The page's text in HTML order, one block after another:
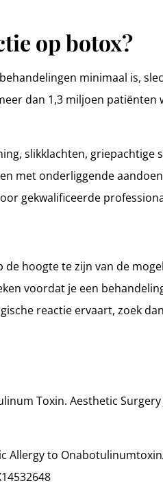
op botox?
minimaal is,
dan 1,3 miljoen patiënten
slikklachten, griepachtige
met onderliggende
gekwalificeerde
hoogte te zijn van de
voordat je een
reactie ervaart, zoek
Toxin. Aesthetic Surgery
Allergy to